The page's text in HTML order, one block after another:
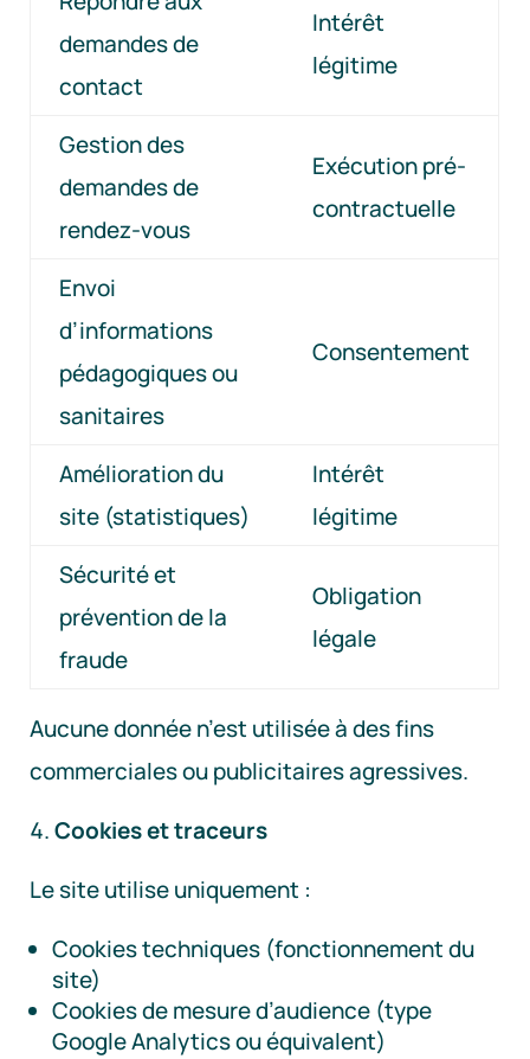
demandes de
contact
Intérêt
légitime
Gestion des
demandes de
rendez-vous
Exécution pré-
contractuelle
Envoi
d’informations
pédagogiques ou
sanitaires
Consentement
Amélioration du
site (statistiques)
Intérêt
légitime
Sécurité et
prévention de la
fraude
Obligation
légale
Aucune donnée n’est utilisée à des fins
commerciales ou publicitaires agressives.
Cookies et traceurs
Le site utilise uniquement :
Cookies techniques (fonctionnement du
site)
Cookies de mesure d’audience (type
Google Analytics ou équivalent)